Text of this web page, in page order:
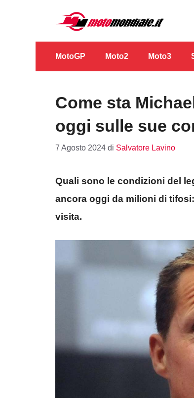
contenuto
MotoGP Moto2 Moto3
Come sta
oggi sulle sue
7 Agosto 2024 di Salvatore Lavino
Quali sono le condizioni del
ancora oggi da milioni di
visita.